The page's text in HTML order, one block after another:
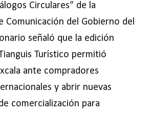
Circulares” de la
Comunicación del Gobierno del
señaló que la edición
Turístico permitió
ante compradores
y abrir nuevas
comercialización para